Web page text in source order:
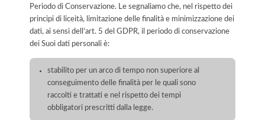
Periodo di Conservazione. Le segnaliamo che, nel rispetto dei
principi di liceità, limitazione delle finalità e minimizzazione dei
dati, ai sensi dell’art. 5 del GDPR, il periodo di conservazione
dei Suoi dati personali è:
stabilito per un arco di tempo non superiore al
conseguimento delle finalità per le quali sono
raccolti e trattati e nel rispetto dei tempi
obbligatori prescritti dalla legge.